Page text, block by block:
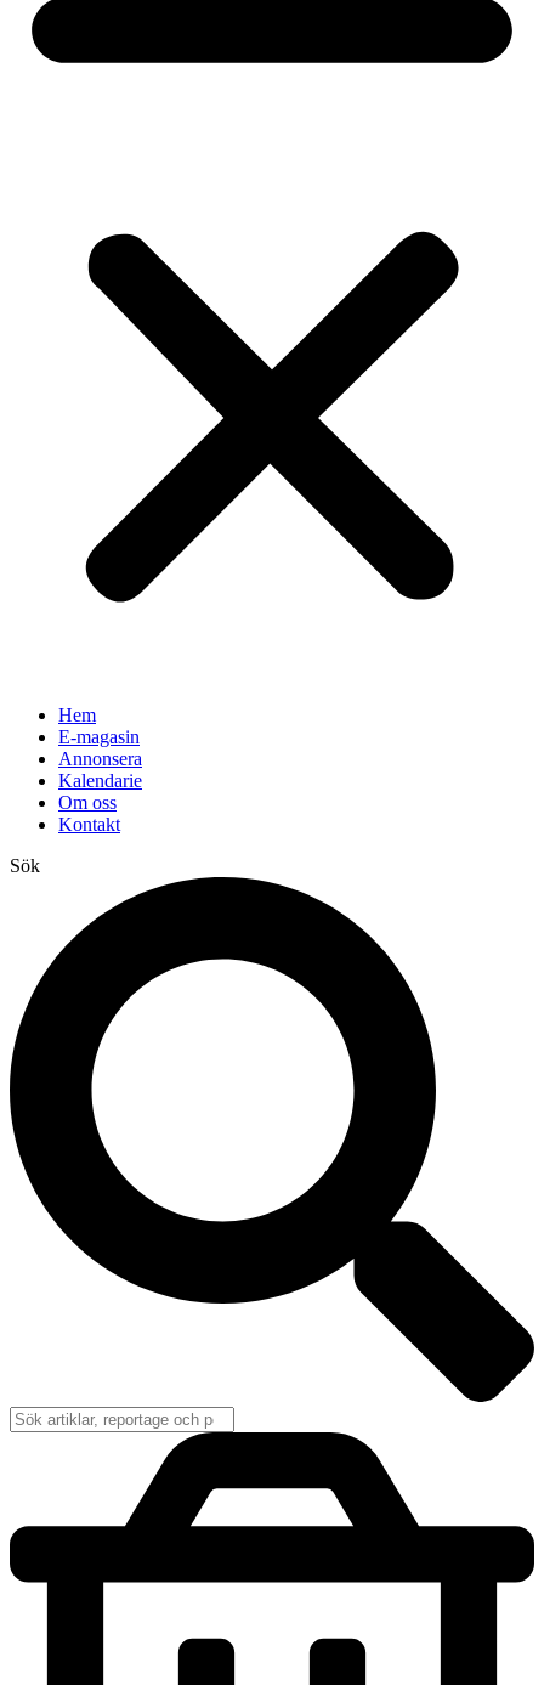
Hem
E-magasin
Annonsera
Kalendarie
Om oss
Kontakt
Sök